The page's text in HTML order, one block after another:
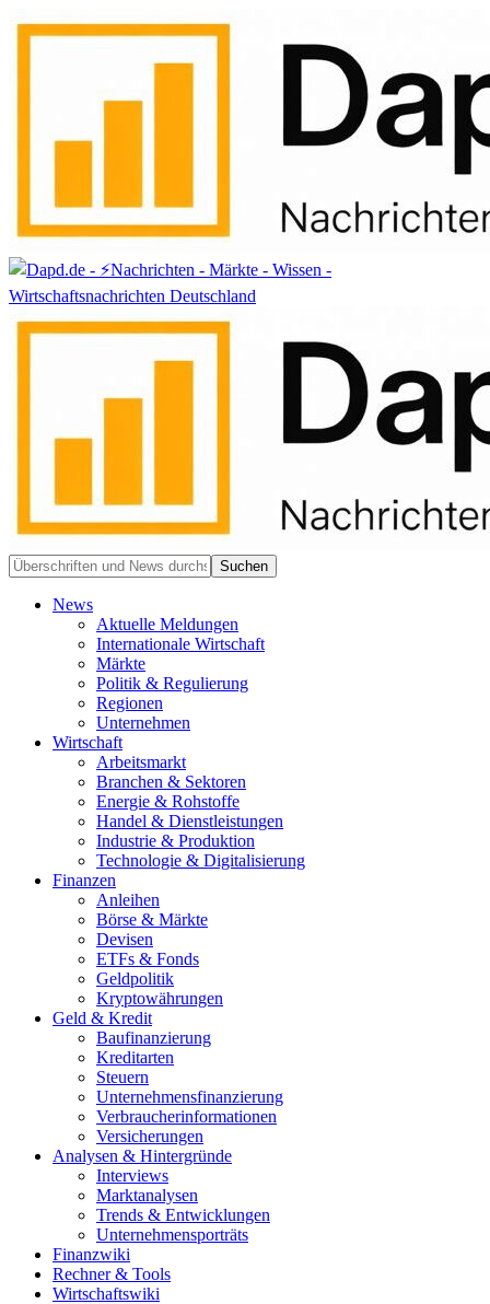
News
Aktuelle Meldungen
Internationale Wirtschaft
Märkte
Politik & Regulierung
Regionen
Unternehmen
Wirtschaft
Arbeitsmarkt
Branchen & Sektoren
Energie & Rohstoffe
Handel & Dienstleistungen
Industrie & Produktion
Technologie & Digitalisierung
Finanzen
Anleihen
Börse & Märkte
Devisen
ETFs & Fonds
Geldpolitik
Kryptowährungen
Geld & Kredit
Baufinanzierung
Kreditarten
Steuern
Unternehmensfinanzierung
Verbraucherinformationen
Versicherungen
Analysen & Hintergründe
Interviews
Marktanalysen
Trends & Entwicklungen
Unternehmensporträts
Finanzwiki
Rechner & Tools
Wirtschaftswiki